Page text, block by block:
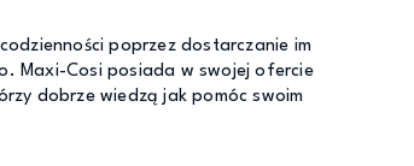
poprzez dostarczanie im
Maxi-Cosi posiada w swojej ofercie
dobrze wiedzą jak pomóc swoim